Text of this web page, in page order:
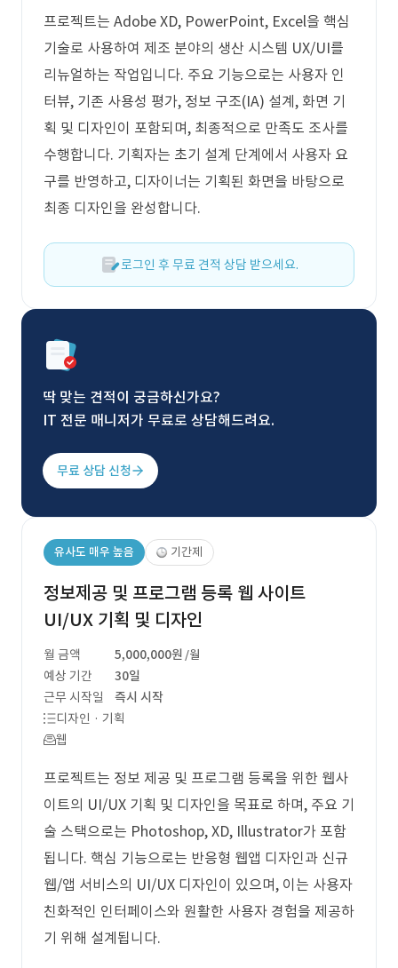
프로젝트는 Adobe XD, PowerPoint, Excel을 핵심
기술로 사용하여 제조 분야의 생산 시스템 UX/UI를
리뉴얼하는 작업입니다. 주요 기능으로는 사용자 인
터뷰, 기존 사용성 평가, 정보 구조(IA) 설계, 화면 기
획 및 디자인이 포함되며, 최종적으로 만족도 조사를
수행합니다. 기획자는 초기 설계 단계에서 사용자 요
구를 반영하고, 디자이너는 기획된 화면을 바탕으로
최종 디자인을 완성합니다.
로그인 후 무료 견적 상담 받으세요.
딱 맞는 견적이 궁금하신가요?
IT 전문 매니저가 무료로 상담해드려요.
무료 상담 신청
유사도 매우 높음 기간제
정보제공 및 프로그램 등록 웹 사이트
UI/UX 기획 및 디자인
월 금액 5,000,000원 /월
예상 기간
30일
근무 시작일
즉시 시작
디자인 · 기획
웹
프로젝트는 정보 제공 및 프로그램 등록을 위한 웹사
이트의 UI/UX 기획 및 디자인을 목표로 하며, 주요 기
술 스택으로는 Photoshop, XD, Illustrator가 포함
됩니다. 핵심 기능으로는 반응형 웹앱 디자인과 신규
웹/앱 서비스의 UI/UX 디자인이 있으며, 이는 사용자
친화적인 인터페이스와 원활한 사용자 경험을 제공하
기 위해 설계됩니다.